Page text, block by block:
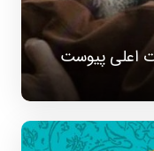
اعلی پیوست